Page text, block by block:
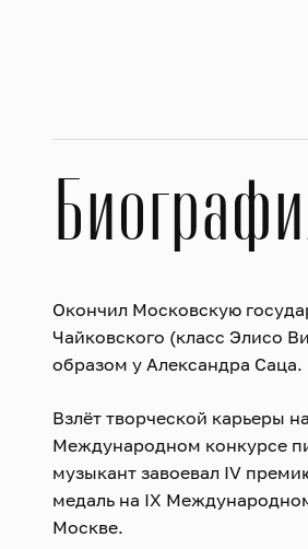
Окончил Московскую
Чайковского (класс Элисо
образом у Александра Саца.
Взлёт творческой карьеры
Международном конкурсе
музыкант завоевал IV
медаль на IX
Москве.